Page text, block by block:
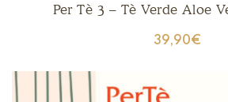
Per Tè 3 – Tè Verde Aloe
39,90€